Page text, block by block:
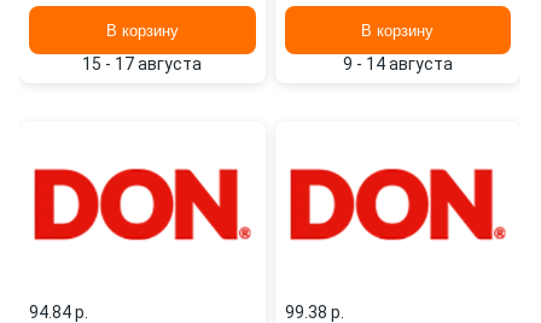
MB76771A7100 DON
В корзину
15 - 17 августа
В корзину
9 - 14 августа
94.84 p.
99.38 p.